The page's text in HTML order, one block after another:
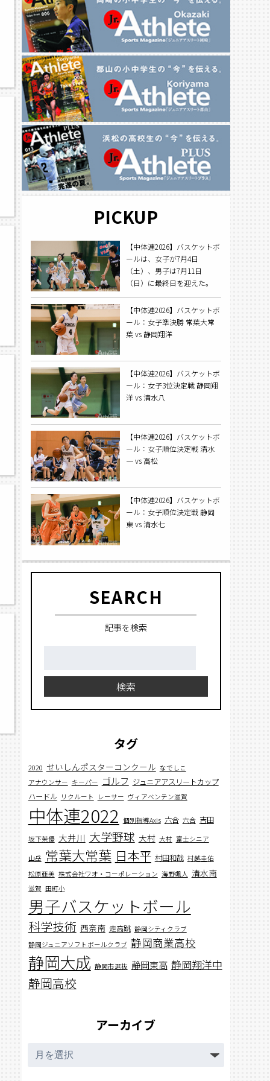
PICKUP
【中体連2026】バスケットボ
ールは、女子が7月4日
（土）、男子は7月11日
（日）に最終日を迎えた。
【中体連2026】バスケットボ
ール：女子準決勝 常葉大常
葉 vs 静岡翔洋
【中体連2026】バスケットボ
ール：女子3位決定戦 静岡翔
洋 vs 清水八
【中体連2026】バスケットボ
ール：女子順位決定戦 清水
一 vs 高松
【中体連2026】バスケットボ
ール：女子順位決定戦 静岡
東 vs 清水七
SEARCH
記事を検索
検索
タグ
2020 せいしんポスターコンクール なでしこ
アナウンサー キーパー ゴルフ ジュニアアスリートカップ
ハードル リクルート レーサー ヴィアベンテン滋賀
中体連2022 個別指導Axis 六合 六合 吉田
坂下茉優 大井川 大学野球 大村 大村 富士シニア
山岳 常葉大常葉 日本平 村田和哉 村越圭佑
松原亜美 株式会社ワオ・コーポレーション 海野颯人 清水南
滋賀 田町小
男子バスケットボール
科学技術 西奈南 走高跳 静岡シティクラブ
静岡ジュニアソフトボールクラブ 静岡商業高校
静岡大成 静岡市選抜 静岡東高 静岡翔洋中
静岡高校
アーカイブ
ー